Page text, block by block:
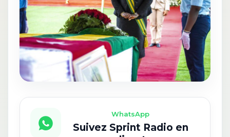
WhatsApp
Suivez Sprint Radio en